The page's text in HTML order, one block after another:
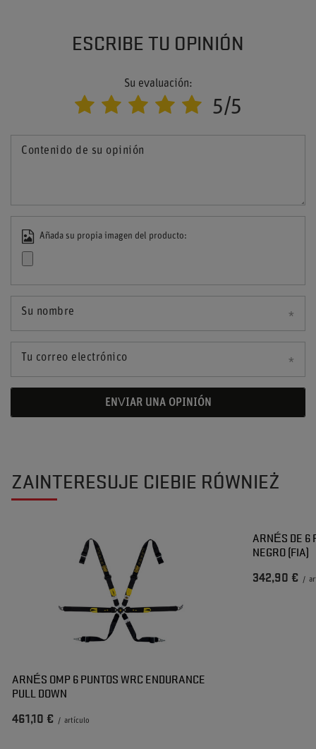
ESCRIBE TU OPINIÓN
Su evaluación:
5/5
Contenido de su opinión
Añada su propia imagen del producto:
Su nombre
Tu correo electrónico
ENVIAR UNA OPINIÓN
ZAINTERESUJE CIEBIE RÓWNIEŻ
ARNÉS OMP 6 PUNTOS WRC ENDURANCE
PULL DOWN
461,10 € / artículo
ARNÉS DE 6
NEGRO (FIA)
342,90 € /